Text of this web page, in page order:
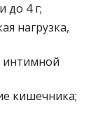
до 4 г;
нагрузка,
интимной
кишечника;